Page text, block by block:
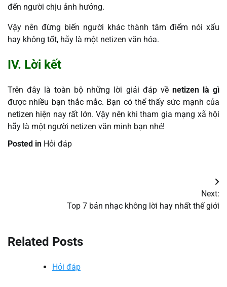
đến người chịu ảnh hưởng.
Vậy nên đừng biến người khác thành tâm điểm nói xấu
hay không tốt, hãy là một netizen văn hóa.
IV. Lời kết
Trên đây là toàn bộ những lời giải đáp vềnetizen là gì
được nhiều bạn thắc mắc. Bạn có thể thấy sức mạnh của
netizen hiện nay rất lớn. Vậy nên khi tham gia mạng xã hội
hãy là một người netizen văn minh bạn nhé!
Posted in Hỏi đáp
viết
Next:
Top 7 bản nhạc không lời hay nhất thế giới
Related Posts
Hỏi đáp